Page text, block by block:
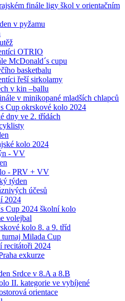
finále ligy škol v orientačním
v pyžamu
OTRIO
McDonald´s cupu
basketbalu
řeší sirkolamy
v kin –ballu
v minikopané mladších chlapců
Cup okrskové kolo 2024
dny ve 2. třídách
kolo 2024
- VV
- PRV + VV
týden
účesů
2024
Cup 2024 školní kolo
volejbal
kolo 8. a 9. tříd
Milada Cup
recitátoři 2024
exkurze
Srdce v 8.A a 8.B
II. kategorie ve vybíjené
orientace